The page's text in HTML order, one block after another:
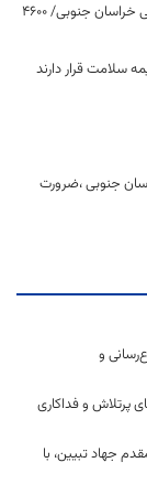
تقدیر مقام عالی وزارت از عملکرد جهادی معاونت آموزش ابتدایی خراسان جنوبی/ ۴۶۰۰
جنوبی ،ضرورت
و
پرتلاش و فداکاری
جهاد تبیین، با